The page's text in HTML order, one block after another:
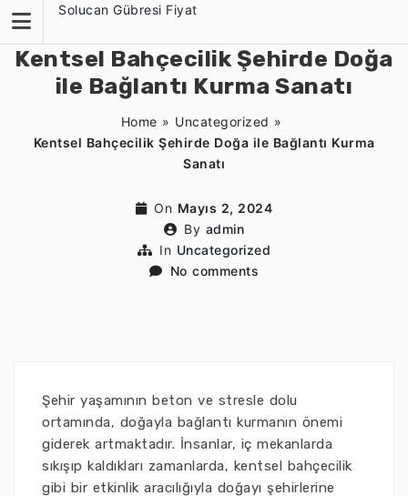
content
Solucan Gübresi Fiyat
Kentsel Bahçecilik Şehirde Doğa
ile Bağlantı Kurma Sanatı
Home » Uncategorized »
Kentsel Bahçecilik Şehirde Doğa ile Bağlantı Kurma
Sanatı
On Mayıs 2, 2024
By admin
In Uncategorized
No comments
Şehir yaşamının beton ve stresle dolu
ortamında, doğayla bağlantı kurmanın önemi
giderek artmaktadır. İnsanlar, iç mekanlarda
sıkışıp kaldıkları zamanlarda, kentsel bahçecilik
gibi bir etkinlik aracılığıyla doğayı şehirlerine